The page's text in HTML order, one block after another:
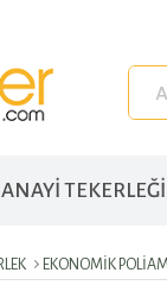
TEKERLEĞİ
EKONOMIK